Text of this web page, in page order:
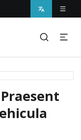
Tristique